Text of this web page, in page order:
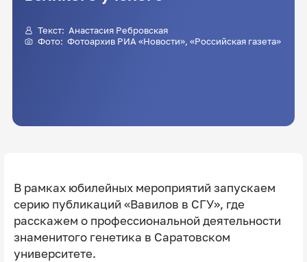
Текст: Анастасия Ребровская
Фото: Фотоархив РИА «Новости», «Российская газета»
В рамках юбилейных мероприятий запускаем
серию публикаций «Вавилов в СГУ», где
расскажем о профессиональной деятельности
знаменитого генетика в Саратовском
университете.